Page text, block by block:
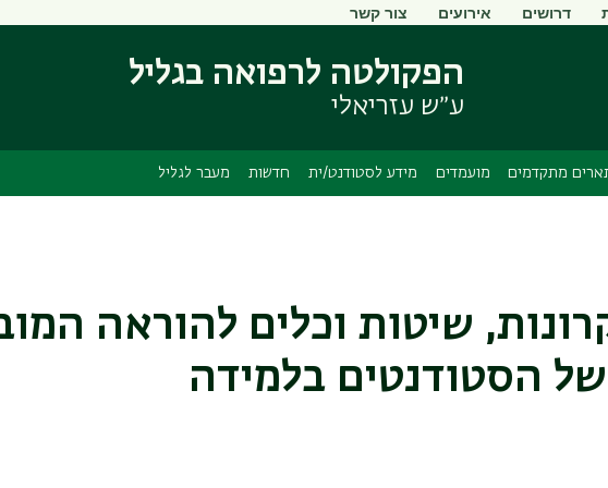
העיקרי
ניווט
דרושים אירועים צור קשר
הפקולטה לרפואה בגליל
ע״ש עזריאלי
מתקדמים מועמדים מידע לסטודנט/ית חדשות מעבר לגליל
שיטות וכלים להוראה
הסטודנטים בלמידה